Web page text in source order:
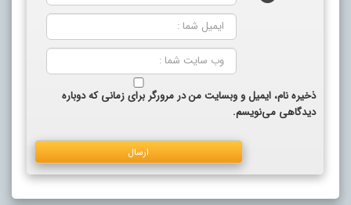
ذخیره نام، ایمیل و وبسایت من در مرورگر برای زمانی که دوباره
دیدگاهی می‌نویسم.